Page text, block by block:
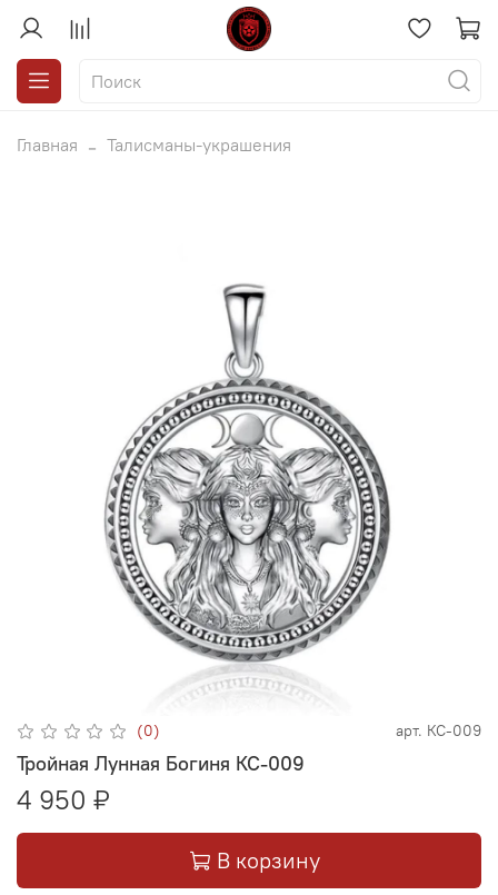
Главная Талисманы-украшения
(0) арт. КС-009
Тройная Лунная Богиня КС-009
4 950 ₽
В корзину